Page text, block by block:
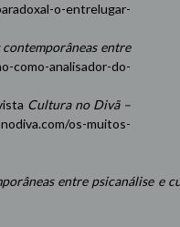
o-entrelugar-
entre
como-analisador-do-
Cultura no Divã –
os-muitos-
entre psicanálise e